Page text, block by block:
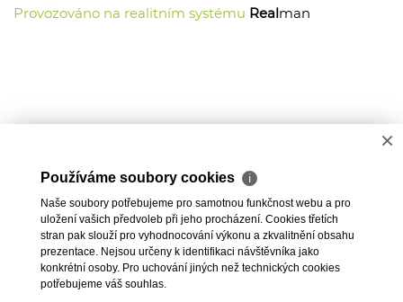
Provozováno na realitním systému Real man
×
Používáme soubory cookies ℹ
Naše soubory potřebujeme pro samotnou funkčnost webu a pro
uložení vašich předvoleb při jeho procházení. Cookies třetích
stran pak slouží pro vyhodnocování výkonu a zkvalitnění obsahu
prezentace. Nejsou určeny k identifikaci návštěvníka jako
konkrétní osoby. Pro uchování jiných než technických cookies
potřebujeme váš souhlas.